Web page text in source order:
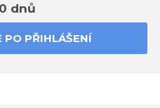
dnů
PO PŘIHLÁŠENÍ